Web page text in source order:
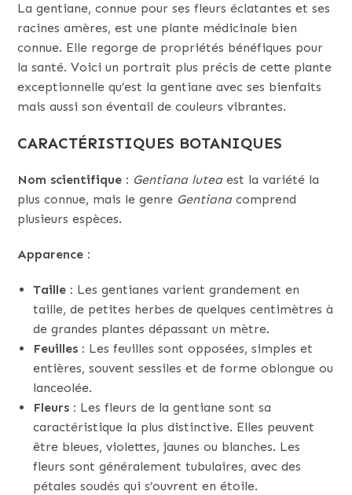
La gentiane, connue pour ses fleurs éclatantes et ses
racines amères, est une plante médicinale bien
connue. Elle regorge de propriétés bénéfiques pour
la santé. Voici un portrait plus précis de cette plante
exceptionnelle qu’est la gentiane avec ses bienfaits
mais aussi son éventail de couleurs vibrantes.
CARACTÉRISTIQUES BOTANIQUES
Nom scientifique : Gentiana luteaest la variété la
plus connue, mais le genre Gentianacomprend
plusieurs espèces.
Apparence :
Taille : Les gentianes varient grandement en
taille, de petites herbes de quelques centimètres à
de grandes plantes dépassant un mètre.
Feuilles : Les feuilles sont opposées, simples et
entières, souvent sessiles et de forme oblongue ou
lanceolée.
Fleurs : Les fleurs de la gentiane sont sa
caractéristique la plus distinctive. Elles peuvent
être bleues, violettes, jaunes ou blanches. Les
fleurs sont généralement tubulaires, avec des
pétales soudés qui s’ouvrent en étoile.